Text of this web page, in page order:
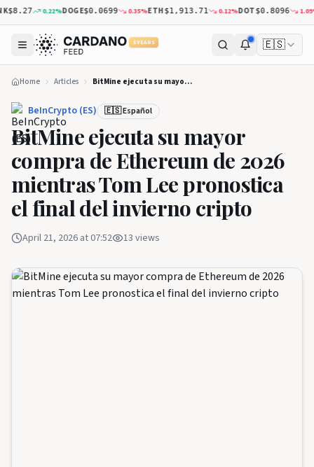
0.22%DOGE$0.0699 0.35%ETH$1,913.71 0.12%DOT$0.8096 1.09%
5 YEARS 🇪🇸
Home Articles BitMine ejecuta su mayor compra de Ethereum de 2026 mientras Tom Lee pronostica el final del invierno cripto
BeInCrypto (ES) 🇪🇸 Español
BitMine ejecuta su mayor
compra de Ethereum de 2026
mientras Tom Lee pronostica
el final del invierno cripto
April 21, 2026 at 07:52 13 views